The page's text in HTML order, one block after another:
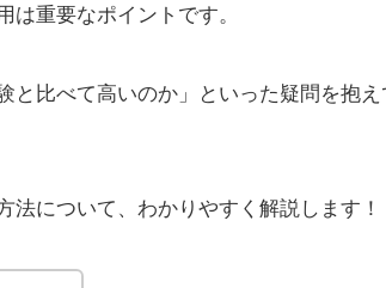
は重要なポイントです。
と比べて高いのか」といった疑問を抱え
について、わかりやすく解説します！